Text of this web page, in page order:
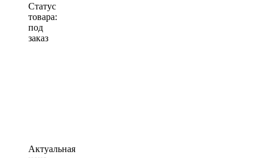
Статус
товара:
под
заказ
Актуальная